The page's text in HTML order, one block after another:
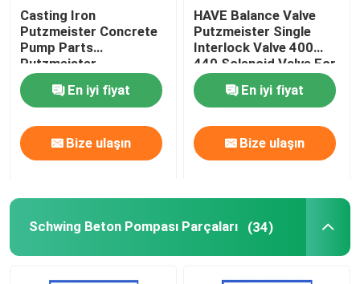
Beton pompası temizleme topu
Beton Boom Placer
Rexthod pompası
SANY beton pompası parçaları
Casting Iron
Putzmeister Concrete
Pump Parts
Putzmeister
Agitatoring Paddles
En iyi fiyat
Bize ulaşın
HAVE Balance Valve
Putzmeister Single
Interlock Valve 400
440 Solenoid Valve For
Concrete Pump
En iyi fiyat
Bize ulaşın
Schwing Beton Pompası Parçaları (34)